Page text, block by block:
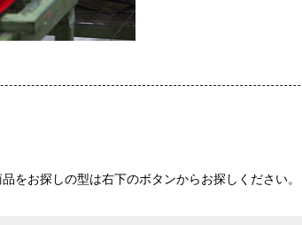
をお探しの型は右下のボタンからお探しください。